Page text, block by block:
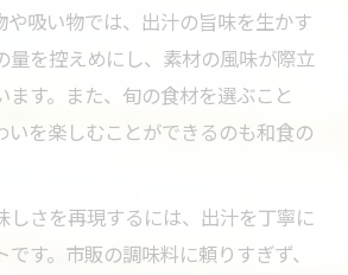
知識が家庭料理を変える
しむ和食メニューの工夫
や吸い物では、出汁の旨味を生かす
量を控えめにし、素材の風味が際立
ます。また、旬の食材を選ぶこと
いを楽しむことができるのも和食の
しさを再現するには、出汁を丁寧に
す。市販の調味料に頼りすぎず、